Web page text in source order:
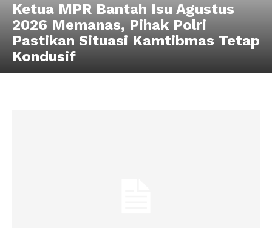
Ketua MPR Bantah Isu Agustus
2026 Memanas, Pihak Polri
Pastikan Situasi Kamtibmas Tetap
Kondusif